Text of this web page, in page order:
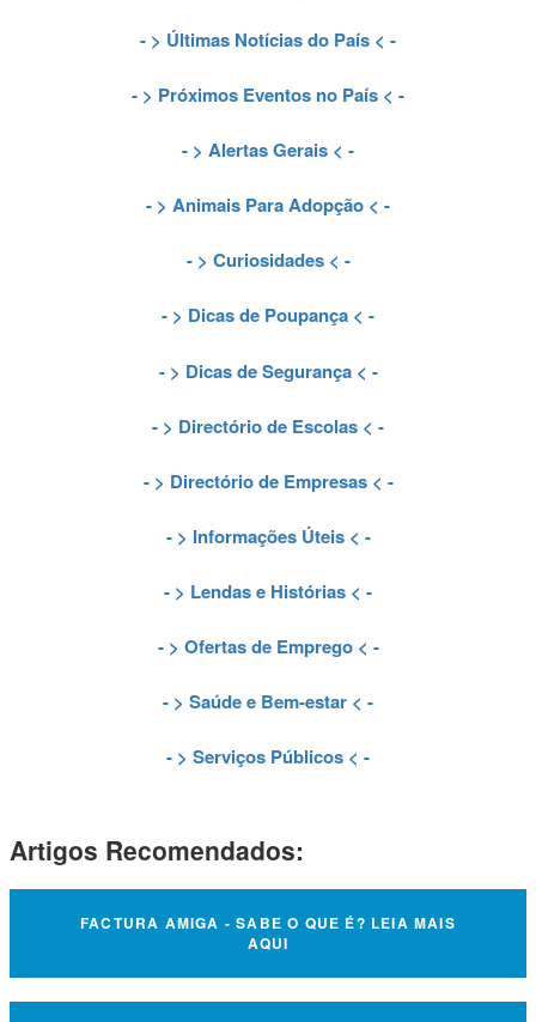
- > Últimas Notícias do País < -
- > Próximos Eventos no País < -
- > Alertas Gerais < -
- > Animais Para Adopção < -
- > Curiosidades< -
- > Dicas de Poupança < -
- > Dicas de Segurança< -
- > Directório de Escolas < -
- > Directório de Empresas< -
- > Informações Úteis< -
- > Lendas e Histórias < -
- > Ofertas de Emprego< -
- > Saúde e Bem-estar < -
- > Serviços Públicos < -
Artigos Recomendados:
FACTURA AMIGA - SABE O QUE É? LEIA MAIS
AQUI